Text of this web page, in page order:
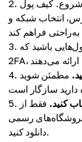
کیف پول
انتخاب شبکه و
باشید که
مطمئن شوید
کنید. فقط از
فروشگاه‌های رسمی
دانلود کنید.